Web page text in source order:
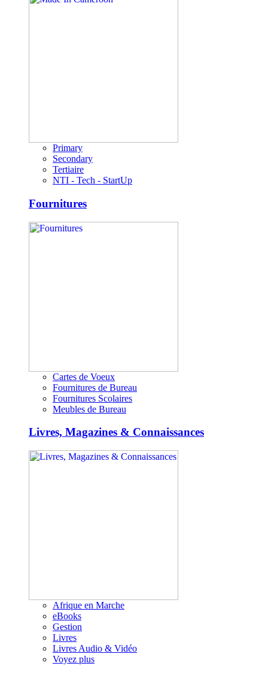
Primary
Secondary
Tertiaire
NTI - Tech - StartUp
Fournitures
Cartes de Voeux
Fournitures de Bureau
Fournitures Scolaires
Meubles de Bureau
Livres, Magazines & Connaissances
Afrique en Marche
eBooks
Gestion
Livres
Livres Audio & Vidéo
Voyez plus